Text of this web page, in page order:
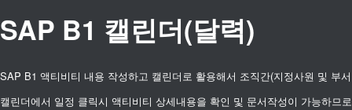
SAP B1 캘린더(달력)
SAP B1 액티비티 내용 작성하고 캘린더로 활용해서 조직간(지정사원 및 부
캘린더에서 일정 클릭시 액티비티 상세내용을 확인 및 문서작성이 가능하므